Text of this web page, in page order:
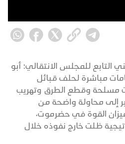
التابع للمجلس الانتقالي؛ أبو
مباشرة لحلف قبائل
مسلحة وقطع الطرق وتهريب
إلى محاولة واضحة من
القوة في حضرموت،
ظلت خارج نفوذه خلال